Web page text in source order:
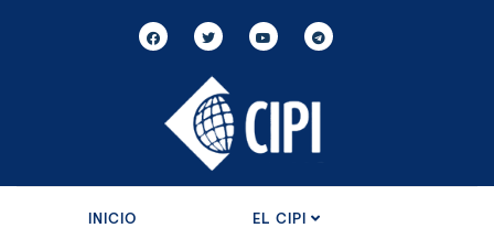
INICIO EL CIPI